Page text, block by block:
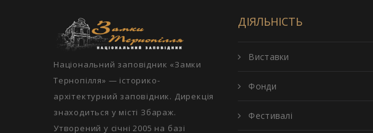
Національний заповідник «Замки
Тернопілля» — історико-
архітектурний заповідник. Дирекція
знаходиться у місті Збараж.
Утворений у січні 2005 на базі
ДІЯЛЬНІСТЬ
Виставки
Фонди
Фестивалі